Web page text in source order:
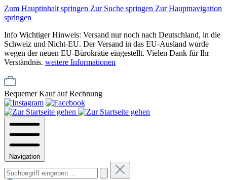
Zum Hauptinhalt springen Zur Suche springen Zur Hauptnavigation
springen
Info Wichtiger Hinweis: Versand nur noch nach Deutschland, in die
Schweiz und Nicht-EU. Der Versand in das EU-Ausland wurde
wegen der neuen EU-Bürokratie eingestellt. Vielen Dank für Ihr
Verständnis. weitere Informationen
Bequemer Kauf auf Rechnung
Navigation